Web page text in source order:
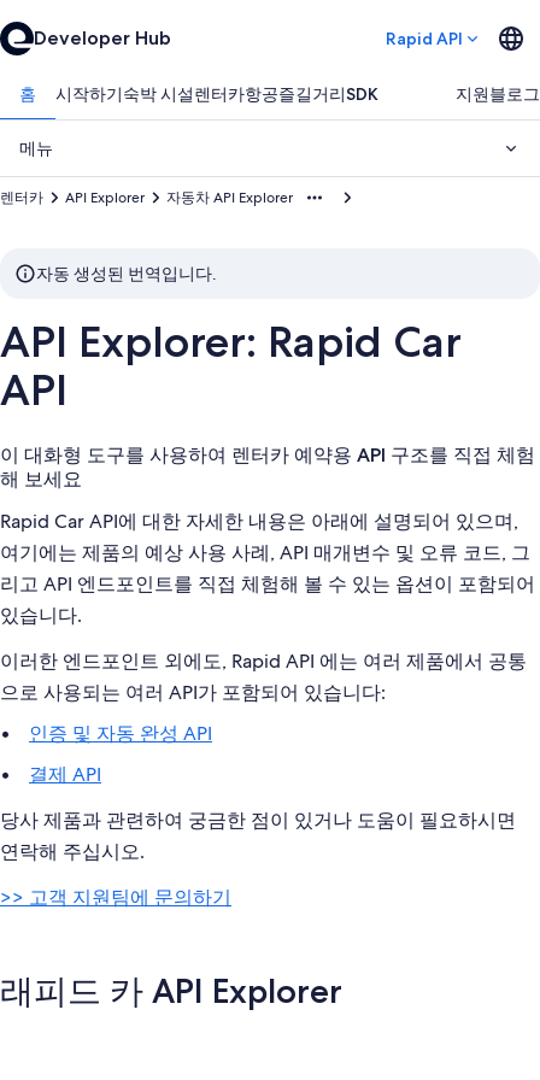
Developer Hub Rapid API
홈 시작하기숙박 시설렌터카항공즐길거리SDK 지원블로그
메뉴
자동차 API Explorer
API Explorer
렌터카
자동 생성된 번역입니다.
API Explorer: Rapid Car
API
이 대화형 도구를 사용하여 렌터카 예약용 API 구조를 직접 체험
해 보세요
Rapid Car API에 대한 자세한 내용은 아래에 설명되어 있으며,
여기에는 제품의 예상 사용 사례, API 매개변수 및 오류 코드, 그
리고 API 엔드포인트를 직접 체험해 볼 수 있는 옵션이 포함되어
있습니다.
이러한 엔드포인트 외에도, Rapid API 에는 여러 제품에서 공통
으로 사용되는 여러 API가 포함되어 있습니다:
인증 및 자동 완성 API
결제 API
당사 제품과 관련하여 궁금한 점이 있거나 도움이 필요하시면
연락해 주십시오.
>> 고객 지원팀에 문의하기
래피드 카 API Explorer